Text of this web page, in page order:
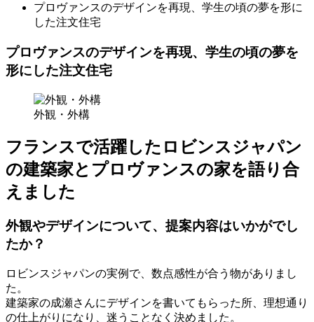
プロヴァンスのデザインを再現、学生の頃の夢を形に
した注文住宅
プロヴァンスのデザインを再現、学生の頃の夢を
形にした注文住宅
外観・外構
フランスで活躍したロビンスジャパン
の建築家とプロヴァンスの家を語り合
えました
外観やデザインについて、提案内容はいかがでし
たか？
ロビンスジャパンの実例で、数点感性が合う物がありまし
た。
建築家の成瀬さんにデザインを書いてもらった所、理想通り
の仕上がりになり、迷うことなく決めました。